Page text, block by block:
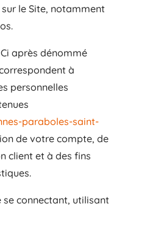
le Site, notamment
Ci après dénommé
à
personnelles
paraboles-saint-
de votre compte, de
client et à des fins
se connectant, utilisant